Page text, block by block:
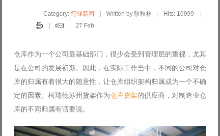
Category:行业新闻 Written by 耿秋林
Hits: 10999
27 Feb
仓库作为一个公司最基础部门，很少会受到管理层的重视，尤其
是在公司的发展初期。因此，在实际工作当中，不同的公司对仓
库的归属有着很大的随意性，让仓库组织架构归属成为一个不确
定的因素。柯瑞德苏州货架作为仓库货架的供应商，对制造业仓
库的不同归属有话要说。
Log in with Facebook
Forgot your password?